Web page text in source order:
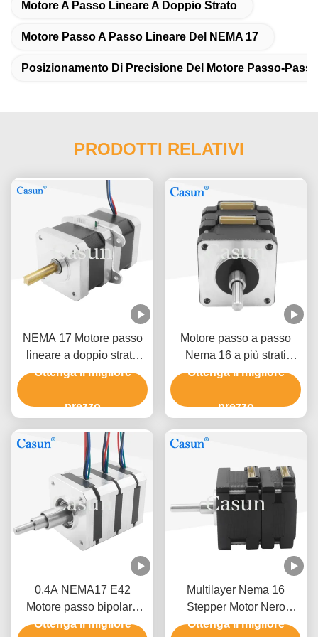
Motore A Passo Lineare A Doppio Strato
Motore Passo A Passo Lineare Del NEMA 17
Posizionamento Di Precisione Del Motore Passo-
PRODOTTI RELATIVI
NEMA 17 Motore passo
lineare a doppio strato
12V con posizionamento
Ottenga il migliore
prezzo
Motore passo a passo
Nema 16 a più strati
39*40mm 12V per
Certificazioni CE
Ottenga il migliore
prezzo
0.4A NEMA17 E42
Motore passo bipolare
serio per apparecchiature
Ottenga il migliore
Multilayer Nema 16
Stepper Motor Nero
Colore Per Dispositivi
Ottenga il migliore